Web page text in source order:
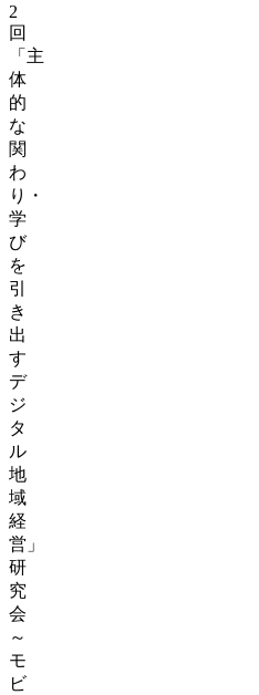
2
回
「主
体
的
な
関
わ
り・
学
び
を
引
き
出
す
デ
ジ
タ
ル
地
域
経
営」
研
究
会
～
モ
ビ